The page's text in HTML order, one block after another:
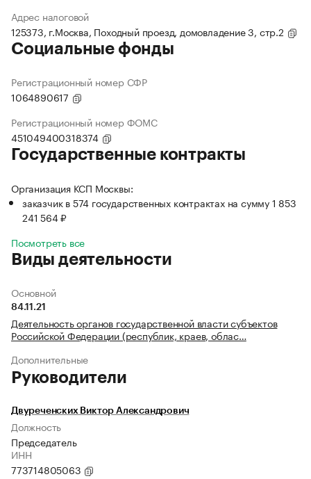
Адрес налоговой
125373, г.Москва, Походный проезд, домовладение 3, стр.2
Социальные фонды
Регистрационный номер СФР
1064890617
Регистрационный номер ФОМС
451049400318374
Государственные контракты
Организация КСП Москвы:
заказчик в 574 государственных контрактах на сумму 1 853
241 564 ₽
Посмотреть все
Виды деятельности
Основной
84.11.21
Деятельность органов государственной власти субъектов
Российской Федерации (республик, краев, облас…
Дополнительные
Руководители
Двуреченских Виктор Александрович
Должность
Председатель
ИНН
773714805063